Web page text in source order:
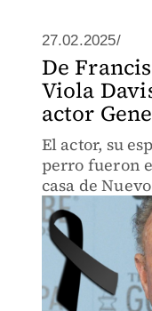
27.02.2025/
De
Viola
actor
El actor, su
perro fueron
casa de